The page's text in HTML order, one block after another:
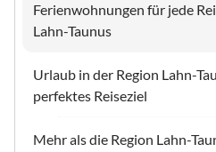
Ferienwohnungen für jede
Lahn-Taunus
Urlaub in der Region Lahn-
perfektes Reiseziel
Mehr als die Region Lahn-